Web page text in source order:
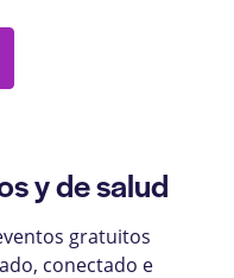
y de salud
gratuitos
conectado e